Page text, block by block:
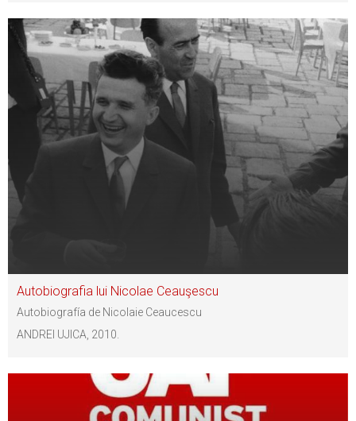
Autobiografia lui Nicolae Ceauşescu
Autobiografía de Nicolaie Ceaucescu
ANDREI UJICA, 2010.